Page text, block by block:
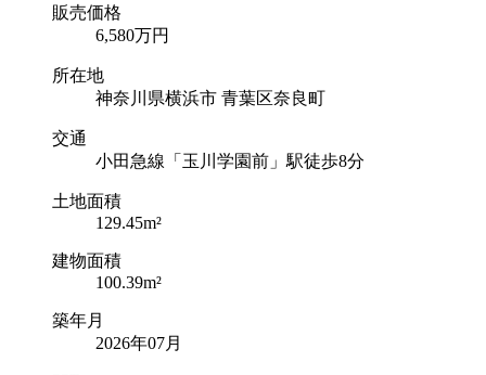
販売価格
6,580万円
所在地
神奈川県横浜市 青葉区奈良町
交通
小田急線「玉川学園前」駅徒歩8分
土地面積
129.45m²
建物面積
100.39m²
築年月
2026年07月